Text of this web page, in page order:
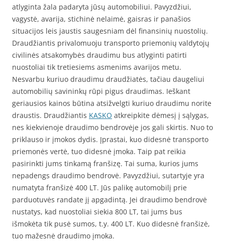
atlyginta žala padaryta jūsų automobiliui. Pavyzdžiui,
vagystė, avarija, stichinė nelaimė, gaisras ir panašios
situacijos leis jaustis saugesniam dėl finansinių nuostolių.
Draudžiantis privalomuoju transporto priemonių valdytojų
civilinės atsakomybės draudimu bus atlyginti patirti
nuostoliai tik tretiesiems asmenims avarijos metu.
Nesvarbu kuriuo draudimu draudžiatės, tačiau daugeliui
automobilių savininkų rūpi pigus draudimas. Ieškant
geriausios kainos būtina atsižvelgti kuriuo draudimu norite
draustis. Draudžiantis KASKO atkreipkite dėmesį į sąlygas,
nes kiekvienoje draudimo bendrovėje jos gali skirtis. Nuo to
priklauso ir įmokos dydis. Įprastai, kuo didesnė transporto
priemonės vertė, tuo didesnė įmoka. Taip pat reikia
pasirinkti jums tinkamą franšizę. Tai suma, kurios jums
nepadengs draudimo bendrovė. Pavyzdžiui, sutartyje yra
numatyta franšizė 400 LT. Jūs palikę automobilį prie
parduotuvės randate jį apgadintą. Jei draudimo bendrovė
nustatys, kad nuostoliai siekia 800 LT, tai jums bus
išmokėta tik pusė sumos, t.y. 400 LT. Kuo didesnė franšizė,
tuo mažesnė draudimo įmoka.